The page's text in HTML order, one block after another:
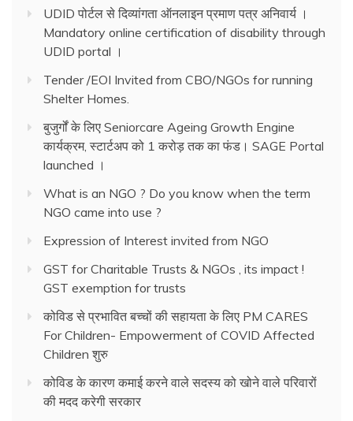
UDID पोर्टल से दिव्यांगता ऑनलाइन प्रमाण पत्र अनिवार्य ।
Mandatory online certification of disability through
UDID portal ।
Tender /EOI Invited from CBO/NGOs for running
Shelter Homes.
बुजुर्गों के लिए Seniorcare Ageing Growth Engine
कार्यक्रम, स्टार्टअप को 1 करोड़ तक का फंड। SAGE Portal
launched ।
What is an NGO ? Do you know when the term
NGO came into use ?
Expression of Interest invited from NGO
GST for Charitable Trusts & NGOs , its impact !
GST exemption for trusts
कोविड से प्रभावित बच्चों की सहायता के लिए PM CARES
For Children- Empowerment of COVID Affected
Children शुरु
कोविड के कारण कमाई करने वाले सदस्य को खोने वाले परिवारों
की मदद करेगी सरकार